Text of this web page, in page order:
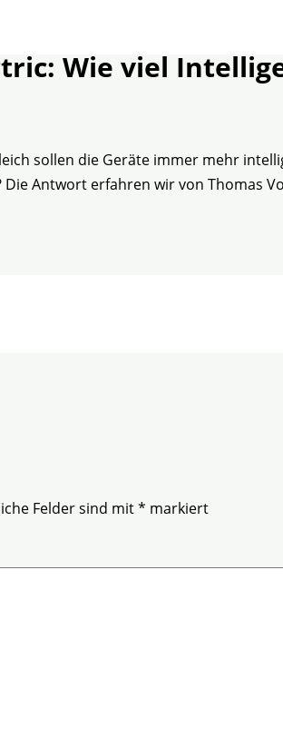
Wie viel
sollen die Geräte immer mehr
Antwort erfahren wir von Thomas
Felder sind mit* markiert